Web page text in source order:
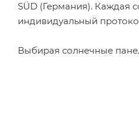
SÜD (Германия). Каждая
индивидуальный
Выбирая солнечные